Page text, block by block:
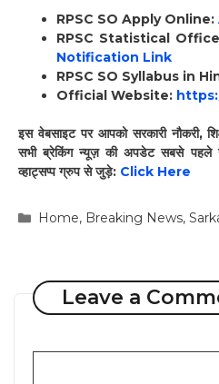
RPSC SO Apply Online:
RPSC Statistical
Notification Link
RPSC SO Syllabus in
Official Website:
इस वेबसाइट पर आपको सरकारी नौकरी,
सभी ब्रेकिंग न्यूज़ की अपडेट सबसे पहले
व्हाट्सप्प ग्रुप से जुड़े: Click Here
Categories
Home, Breaking News,
Leave a